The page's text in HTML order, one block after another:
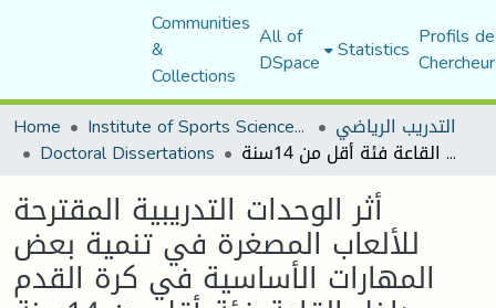
Communities
&
Collections
All of
DSpace Statistics Profils
Home
Institute of Sports Sciences and Techniques التدريب الرياضي
Doctoral Dissertations أثر الوحدات التدريبية المقترحة للألعاب المصغرة في تنمية بعض المهارات الأساسية في كرة القدم داخل القاعة فئة أقل من 14سنة
أثر الوحدات التدريبية المقترحة
للألعاب المصغرة في تنمية بعض
المهارات الأساسية في كرة القدم